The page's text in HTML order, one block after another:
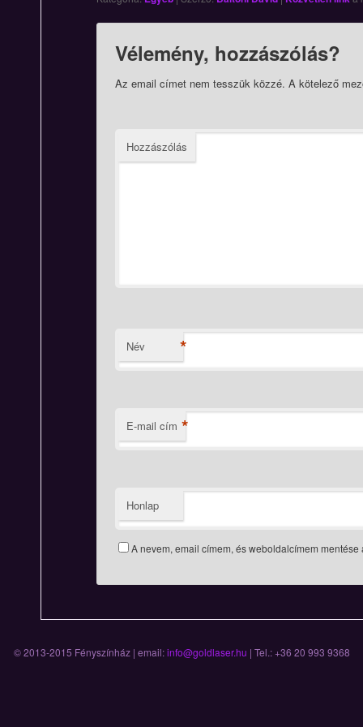
Vélemény, hozzászólás?
Az email címet nem tesszük közzé. A kötelező
Hozzászólás
Név *
E-mail cím *
Honlap
A nevem, email címem, és weboldalcímem
© 2013-2015 Fényszínház | email:info@goldlaser.hu | Tel.: +36 20 993 9368